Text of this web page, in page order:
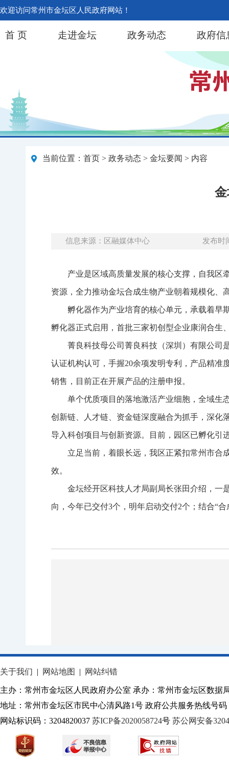
欢迎访问常州市金坛区人民政府网站！
首 页 走进金坛 政务动态 政府信
当前位置： 首页 > 政务动态 > 金坛要闻 > 内容
信息来源：区融媒体中心 发布时
产业是区域高质量发展的核心支撑，自我区
资源，全力推动金坛合成生物产业朝着规模化、
孵化器作为产业培育的核心单元，承载着早
孵化器正式启用，首批三家初创型企业康润合生
菁良科技母公司菁良科技（深圳）有限公司
认证机构认可，手握20余项发明专利，产品精
销售，目前正在开展产品的注册申报。
单个优质项目的落地激活产业细胞，全域生
创新链、人才链、资金链深度融合为抓手，深化
导入科创项目与创新资源。目前，园区已孵化
立足当前，着眼长远，我区正紧扣常州市合
效。
金坛经开区科技人才局副局长张田介绍，一
向，今年已交付3个，明年启动交付2个；结合“
关于我们 | 网站地图 | 网站纠错
主办：常州市金坛区人民政府办公室 承办：常州市金坛区数据
地址：常州市金坛区市民中心清风路1号 政府公共服务热线号码
网站标识码：3204820037 苏ICP备2020058724号 苏公网安备